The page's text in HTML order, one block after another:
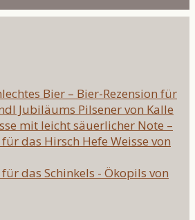
Bier – Bier-Rezension für
Jubiläums Pilsener von Kalle
mit leicht säuerlicher Note –
das Hirsch Hefe Weisse von
das Schinkels - Ökopils von